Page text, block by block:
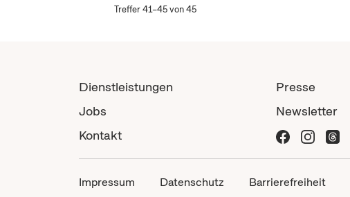
Treffer 41–45 von 45
Dienstleistungen
Jobs
Kontakt
Presse
Newsletter
Impressum Datenschutz Barrierefreiheit